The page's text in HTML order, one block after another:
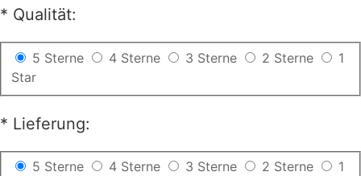
* Qualität:
5 Sterne 4 Sterne 3 Sterne 2 Sterne
1
Star
* Lieferung:
5 Sterne 4 Sterne 3 Sterne 2 Sterne
1